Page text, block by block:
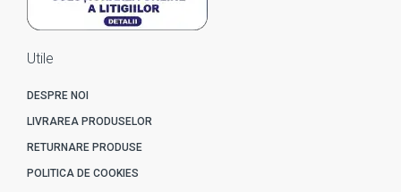
Utile
DESPRE NOI
LIVRAREA PRODUSELOR
RETURNARE PRODUSE
POLITICA DE COOKIES